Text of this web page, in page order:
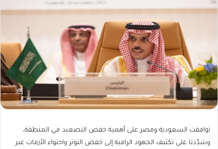
توافقت السعودية ومصر على أهمية خفض التصعيد في المنطقة،
وشدّدتا على تكثيف الجهود الرامية إلى خفض التوتر واحتواء الأزمات عبر